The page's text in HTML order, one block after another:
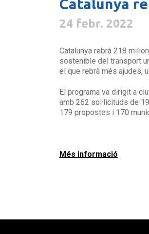
Catalunya
24 febr. 2022
Catalunya rebrà 218
sostenible del transport
el que rebrà més ajudes,
El programa va dirigit a
amb 262 sol·licituds de
179 propostes i 170
Més informació